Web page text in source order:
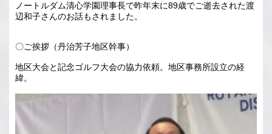
ノートルダム清心学園理事長で昨年末に89歳でご逝去された渡
辺和子さんのお話もされました。
〇ご挨拶（丹治芳子地区幹事）
地区大会と記念ゴルフ大会の協力依頼。地区事務所設立の経
緯。